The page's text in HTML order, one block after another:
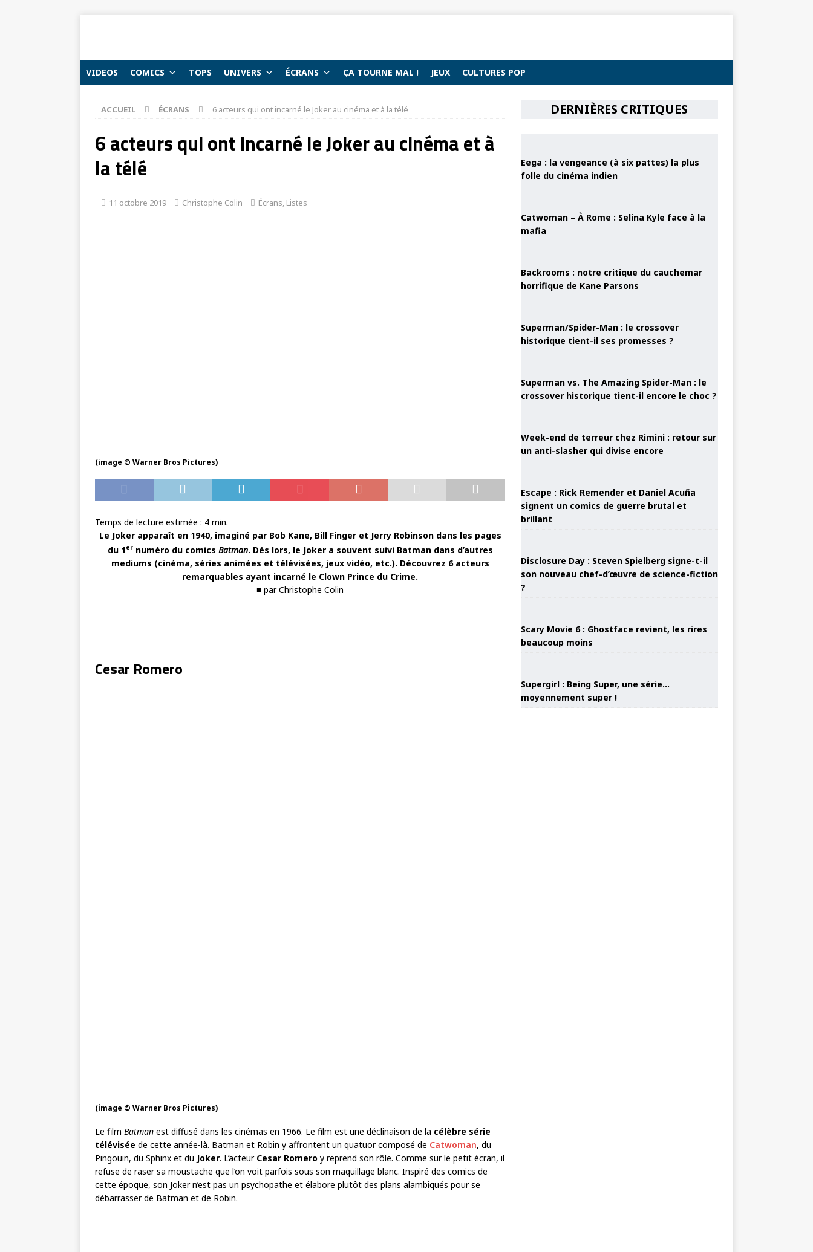
VIDEOS COMICS TOPS UNIVERS ÉCRANS ÇA TOURNE MAL ! JEUX CULTURES POP
ACCUEIL ÉCRANS 6 acteurs qui ont incarné le Joker au cinéma et à la télé
6 acteurs qui ont incarné le Joker au cinéma et à
la télé
11 octobre 2019 Christophe Colin Écrans, Listes
(image © Warner Bros Pictures)
Temps de lecture estimée : 4 min.
Le Joker apparaît en 1940, imaginé par Bob Kane, Bill Finger et Jerry Robinson dans les pages
du 1ernuméro du comics Batman. Dès lors, le Joker a souvent suivi Batman dans d’autres
mediums (cinéma, séries animées et télévisées, jeux vidéo, etc.). Découvrez 6 acteurs
remarquables ayant incarné le Clown Prince du Crime.
■ par Christophe Colin
Cesar Romero
(image © Warner Bros Pictures)
Le film Batman est diffusé dans les cinémas en 1966. Le film est une déclinaison de la célèbre série
télévisée de cette année-là. Batman et Robin y affrontent un quatuor composé de Catwoman, du
Pingouin, du Sphinx et du Joker. L’acteur Cesar Romero y reprend son rôle. Comme sur le petit écran, il
refuse de raser sa moustache que l’on voit parfois sous son maquillage blanc. Inspiré des comics de
cette époque, son Joker n’est pas un psychopathe et élabore plutôt des plans alambiqués pour se
débarrasser de Batman et de Robin.
DERNIÈRES CRITIQUES
Eega : la vengeance (à six pattes) la plus
folle du cinéma indien
Catwoman – À Rome : Selina Kyle face à la
mafia
Backrooms : notre critique du cauchemar
horrifique de Kane Parsons
Superman/Spider-Man : le crossover
historique tient-il ses promesses ?
Superman vs. The Amazing Spider-Man : le
crossover historique tient-il encore le choc ?
Week-end de terreur chez Rimini : retour sur
un anti-slasher qui divise encore
Escape : Rick Remender et Daniel Acuña
signent un comics de guerre brutal et
brillant
Disclosure Day : Steven Spielberg signe-t-il
son nouveau chef-d’œuvre de science-fiction
?
Scary Movie 6 : Ghostface revient, les rires
beaucoup moins
Supergirl : Being Super, une série…
moyennement super !